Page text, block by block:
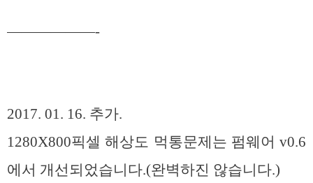
——————-
2017. 01. 16. 추가.
1280X800픽셀 해상도 먹통문제는 펌웨어 v0.6
에서 개선되었습니다.(완벽하진 않습니다.)